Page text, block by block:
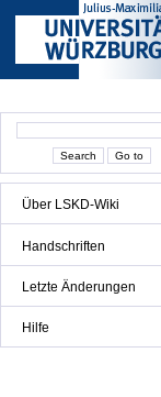
Über LSKD-Wiki
Handschriften
Letzte Änderungen
Hilfe